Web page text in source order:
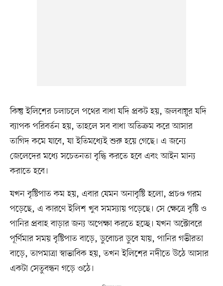
কিন্তু ইলিশের চলাচলে পথের বাধা যদি প্রকট হয়, জলবায়ুর যদি
ব্যাপক পরিবর্তন হয়, তাহলে সব বাধা অতিক্রম করে আসার
তাগিদ কমে যাবে, যা ইতিমধ্যেই শুরু হয়ে গেছে। এ জন্যে
জেলেদের মধ্যে সচেতনতা বৃদ্ধি করতে হবে এবং আইন মান্য
করাতে হবে।
যখন বৃষ্টিপাত কম হয়, এবার যেমন অনাবৃষ্টি হলো, প্রচণ্ড গরম
পড়েছে, এ কারণে ইলিশ খুব সমস্যায় পড়েছে। সে ক্ষেত্রে বৃষ্টি ও
পানির প্রবাহ বাড়ার জন্য অপেক্ষা করতে হচ্ছে। যখন অক্টোবরে
পূর্ণিমার সময় বৃষ্টিপাত বাড়ে, ডুবোচর ডুবে যায়, পানির গভীরতা
বাড়ে, তাপমাত্রা স্বাভাবিক হয়, তখন ইলিশের নদীতে উঠে আসার
একটা সেতুবন্ধন গড়ে ওঠে।